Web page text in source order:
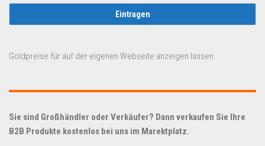
Goldpreise für auf der eigenen Webseite anzeigen lassen.
Sie sind Großhändler oder Verkäufer? Dann verkaufen Sie Ihre
B2B Produkte kostenlos bei uns im Marektplatz.